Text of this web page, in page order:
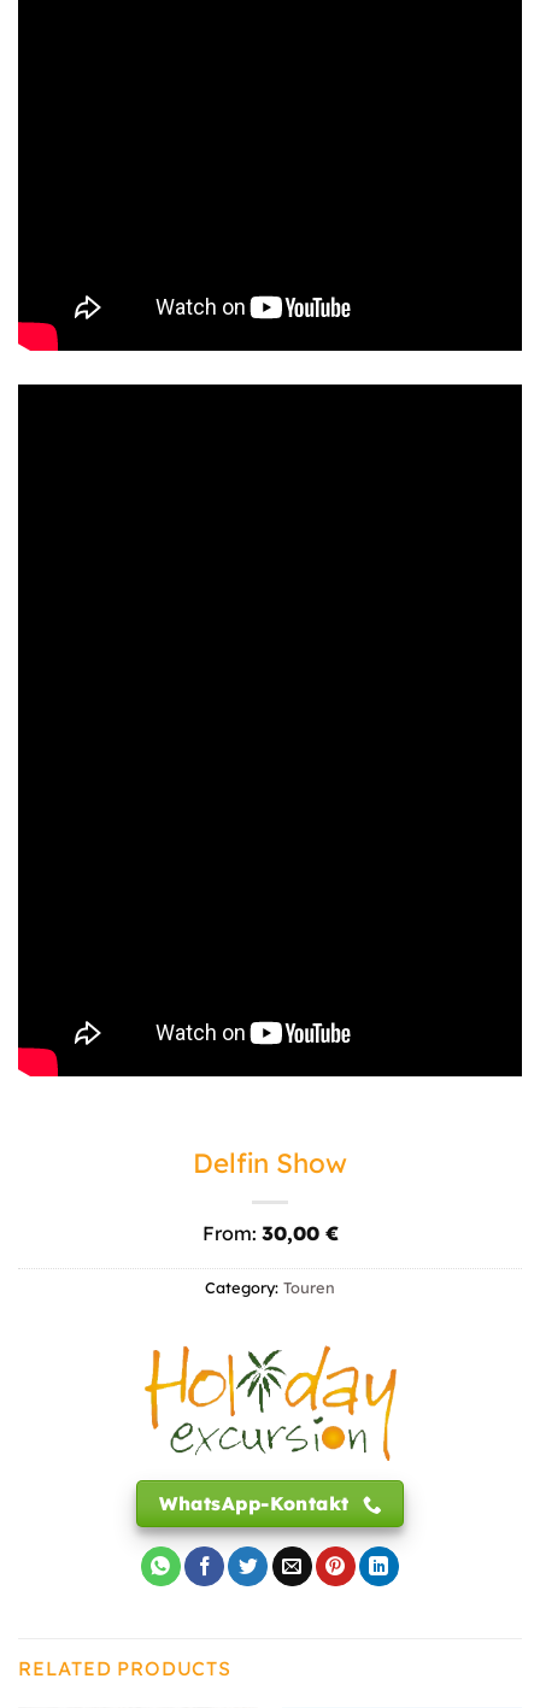
Delfin Show
From: 30,00 €
Category: Touren
WhatsApp-Kontakt
RELATED PRODUCTS